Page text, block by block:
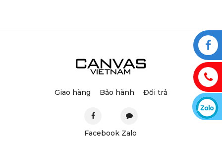
Giao hàng Bảo hành Đổi trả
Facebook Zalo